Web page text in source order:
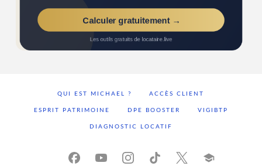
QUI EST MICHAEL ? ACCÈS CLIENT
ESPRIT PATRIMOINE DPE BOOSTER VIGIBTP
DIAGNOSTIC LOCATIF